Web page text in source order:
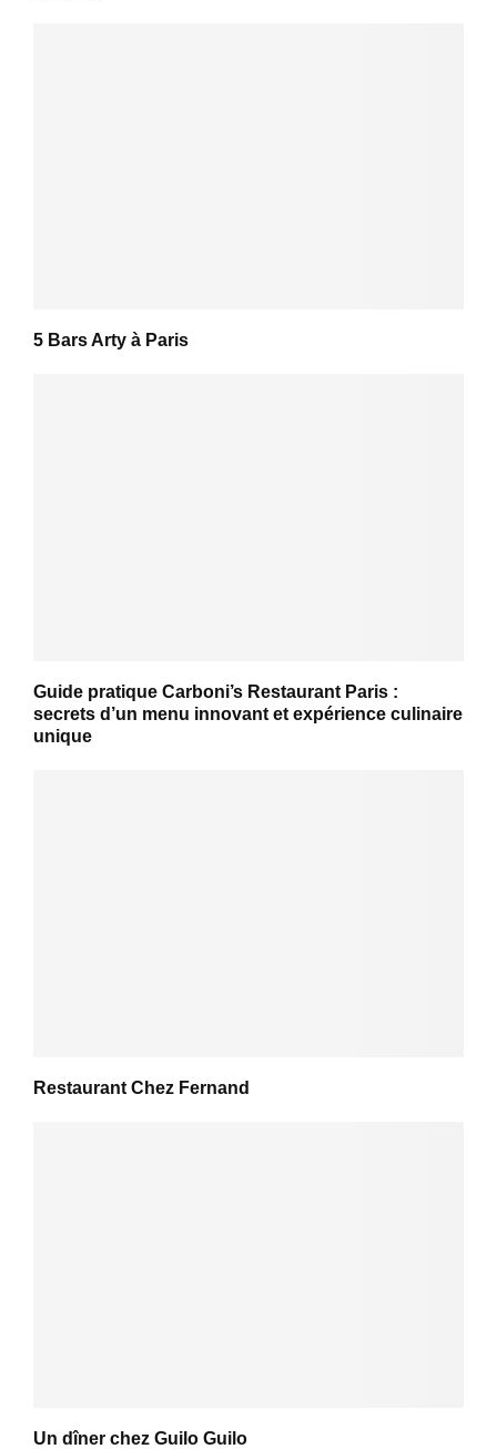
5 Bars Arty à Paris
Guide pratique Carboni’s Restaurant Paris :
secrets d’un menu innovant et expérience culinaire
unique
Restaurant Chez Fernand
Un dîner chez Guilo Guilo